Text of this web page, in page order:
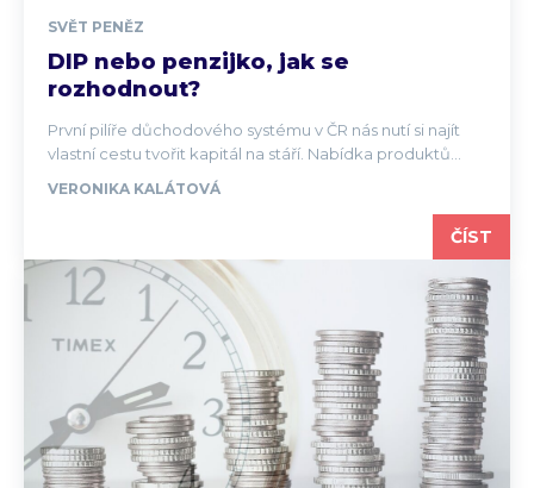
SVĚT PENĚZ
DIP nebo penzijko, jak se
rozhodnout?
První pilíře důchodového systému v ČR nás nutí si najít
vlastní cestu tvořit kapitál na stáří. Nabídka produktů...
VERONIKA KALÁTOVÁ
ČÍST